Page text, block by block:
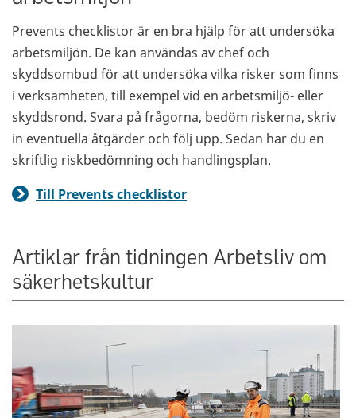
Prevents checklistor är en bra hjälp för att undersöka
arbetsmiljön. De kan användas av chef och
skyddsombud för att undersöka vilka risker som finns
i verksamheten, till exempel vid en arbetsmiljö- eller
skyddsrond. Svara på frågorna, bedöm riskerna, skriv
in eventuella åtgärder och följ upp. Sedan har du en
skriftlig riskbedömning och handlingsplan.
Till Prevents checklistor
Artiklar från tidningen Arbetsliv om
säkerhetskultur